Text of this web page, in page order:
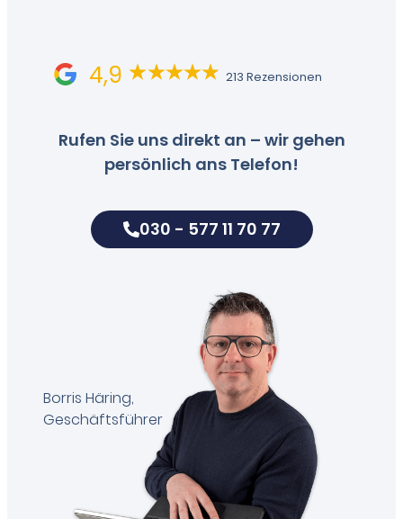
4,9 213 Rezensionen
Rufen Sie uns direkt an – wir gehen
persönlich ans Telefon!
030 - 577 11 70 77
Borris Häring,
Geschäftsführer